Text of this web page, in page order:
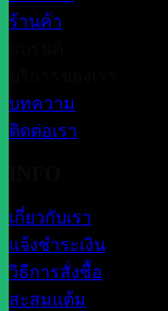
ร้านค้า
บทความ
ติดต่อเรา
เกี่ยวกับเรา
แจ้งชำระเงิน
วิธีการสั่งซื้อ
สะสมแต้ม